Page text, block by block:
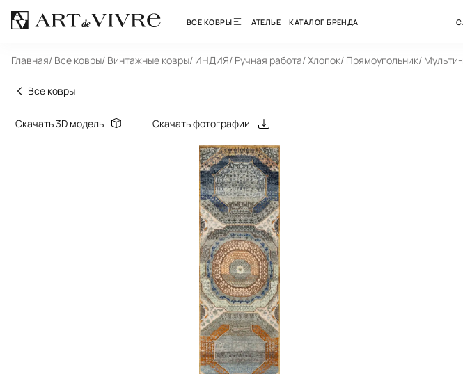
ВСЕ КОВРЫ АТЕЛЬЕ КАТАЛОГ БРЕНДА
Главная/ Все ковры/ Винтажные ковры/ ИНДИЯ/ Ручная работа/ Хлопок/ Прямоугольник/
Все ковры
Скачать 3D модель Скачать фотографии